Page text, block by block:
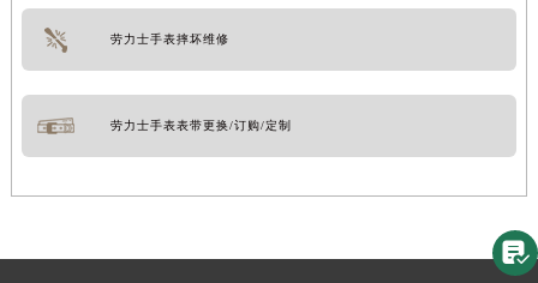
劳力士手表摔坏维修
劳力士手表表带更换/订购/定制
